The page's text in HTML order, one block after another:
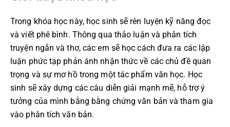
Trong khóa học này, học sinh sẽ rèn luyện kỹ năng đọc
và viết phê bình. Thông qua thảo luận và phân tích
truyện ngắn và thơ, các em sẽ học cách đưa ra các lập
luận phức tạp phản ánh nhận thức về các chủ đề quan
trọng và sự mơ hồ trong một tác phẩm văn học. Học
sinh sẽ xây dựng các câu diễn giải mạnh mẽ, hỗ trợ ý
tưởng của mình bằng bằng chứng văn bản và tham gia
vào phân tích văn bản.